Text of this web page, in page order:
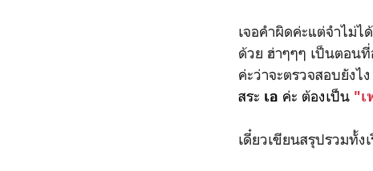
เจอคำผิดค่ะแต่จำไม่
ด้วย ฮ่าๆๆๆ เป็นตอน
ค่ะว่าจะตรวจสอบยังไ
สระ เอ ค่ะ ต้องเป็น "เ
เดี๋ยวเขียนสรุปรวมทั้ง